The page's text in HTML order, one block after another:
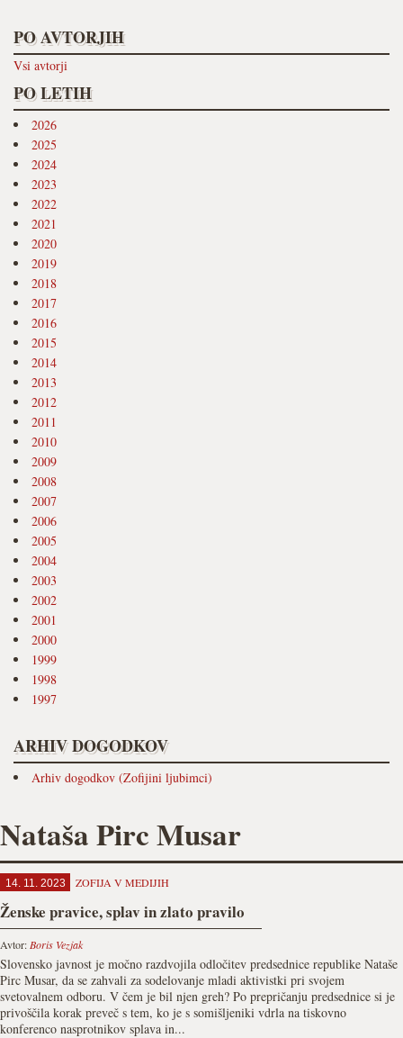
PO AVTORJIH
Vsi avtorji
PO LETIH
2026
2025
2024
2023
2022
2021
2020
2019
2018
2017
2016
2015
2014
2013
2012
2011
2010
2009
2008
2007
2006
2005
2004
2003
2002
2001
2000
1999
1998
1997
ARHIV DOGODKOV
Arhiv dogodkov (Zofijini ljubimci)
Nataša Pirc Musar
14. 11. 2023 ZOFIJA V MEDIJIH
Ženske pravice, splav in zlato pravilo
Avtor: Boris Vezjak
Slovensko javnost je močno razdvojila odločitev predsednice republike Nataše
Pirc Musar, da se zahvali za sodelovanje mladi aktivistki pri svojem
svetovalnem odboru. V čem je bil njen greh? Po prepričanju predsednice si je
privoščila korak preveč s tem, ko je s somišljeniki vdrla na tiskovno
konferenco nasprotnikov splava in...